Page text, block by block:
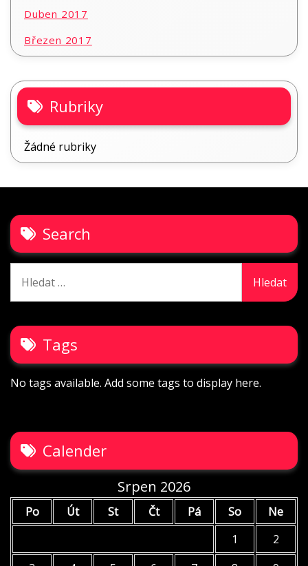
Duben 2017
Březen 2017
Rubriky
Žádné rubriky
Search
Tags
No tags available. Add some tags to display here.
Calender
Srpen 2026
Po Út St Čt Pá So
Ne
1
2